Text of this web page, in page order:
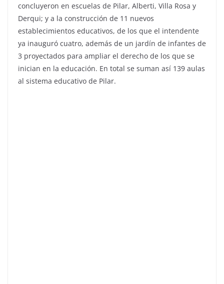
concluyeron en escuelas de Pilar, Alberti, Villa Rosa y
Derqui; y a la construcción de 11 nuevos
establecimientos educativos, de los que el intendente
ya inauguró cuatro, además de un jardín de infantes de
3 proyectados para ampliar el derecho de los que se
inician en la educación. En total se suman así 139 aulas
al sistema educativo de Pilar.